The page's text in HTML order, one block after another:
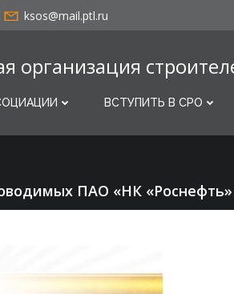
ksos@mail.ptl.ru
организация
ВСТУПИТЬ В СРО
ПАО «НК «Роснефть»